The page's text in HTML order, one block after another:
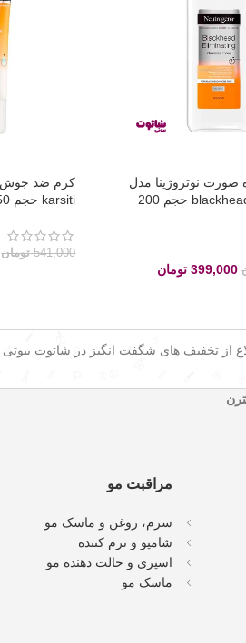
صورت نوتروژینا مدل
blackhead eliminating حجم 200
399,000 تومان
karsiti حجم 50 میل
541,000 تومان
از تخفیف های شگفت انگیز در شاتوت بیوتی
مراقبت مو
سرم، روغن و ماسک مو
شامپو و نرم کننده
اسپری و حالت دهنده مو
ماسک مو